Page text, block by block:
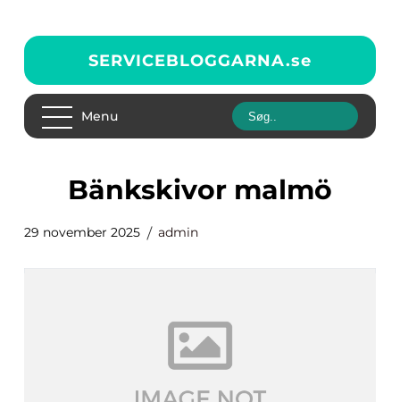
SERVICEBLOGGARNA.se
Menu
bänkskivor malmö
29 november 2025 admin